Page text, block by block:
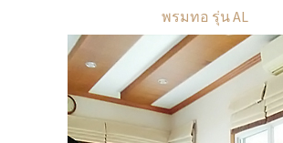
พรมทอ รุ่น AL